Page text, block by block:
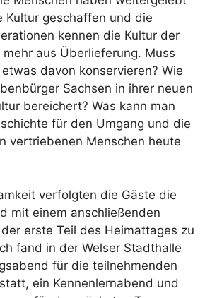
Kultur geschaffen und die
kennen die Kultur der
aus Überlieferung. Muss
davon konservieren? Wie
Sachsen in ihrer neuen
bereichert? Was kann man
für den Umgang und die
vertriebenen Menschen heute
verfolgten die Gäste die
mit einem anschließenden
erste Teil des Heimattages zu
fand in der Welser Stadthalle
für die teilnehmenden
ein Kennenlernabend und